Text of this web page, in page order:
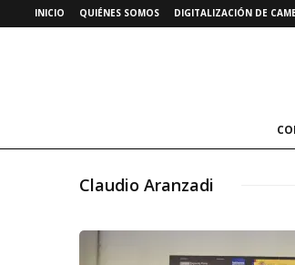
INICIO QUIÉNES SOMOS DIGITALIZACIÓN DE
Claudio Aranzadi